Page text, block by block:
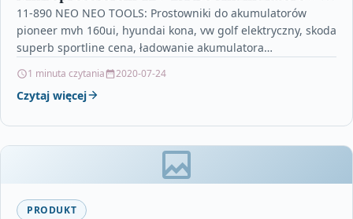
÷ 60Ah 11 890 11890
11-890 NEO NEO TOOLS: Prostowniki do akumulatorów
pioneer mvh 160ui, hyundai kona, vw golf elektryczny, skoda
superb sportline cena, ładowanie akumulatora
1 minuta czytania 2020-07-24
Czytaj więcej
PRODUKT